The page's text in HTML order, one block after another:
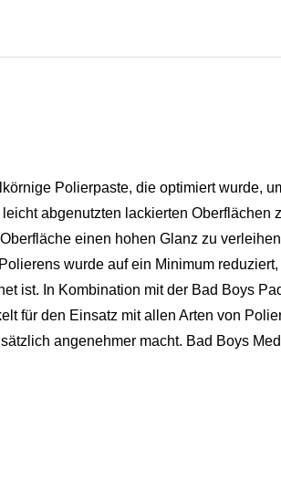
Polierpaste, die optimiert wurde,
abgenutzten lackierten Oberflächen
einen hohen Glanz zu
wurde auf ein Minimum
ist. In Kombination mit der Bad Boys
für den Einsatz mit allen Arten von
angenehmer macht. Bad Boys